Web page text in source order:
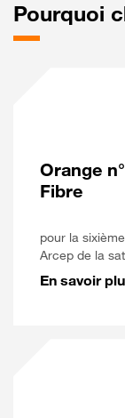
Pourquoi
Orange
Fibre
pour la
Arcep de la
En savoir